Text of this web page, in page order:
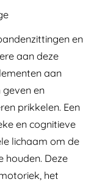
en
aan deze
aan
geven en
prikkelen. Een
en cognitieve
lichaam om de
houden. Deze
het